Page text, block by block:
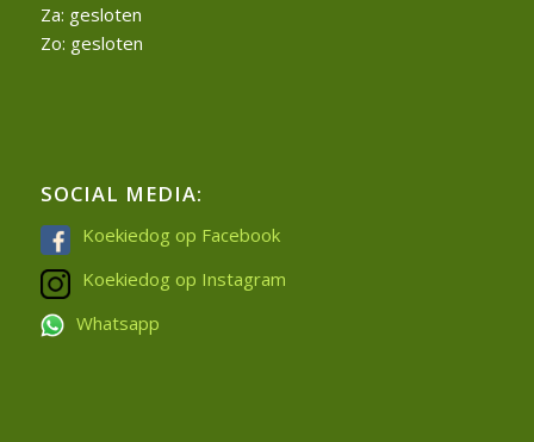
Za: gesloten
Zo: gesloten
SOCIAL MEDIA:
Koekiedog op Facebook
Koekiedog op Instagram
Whatsapp